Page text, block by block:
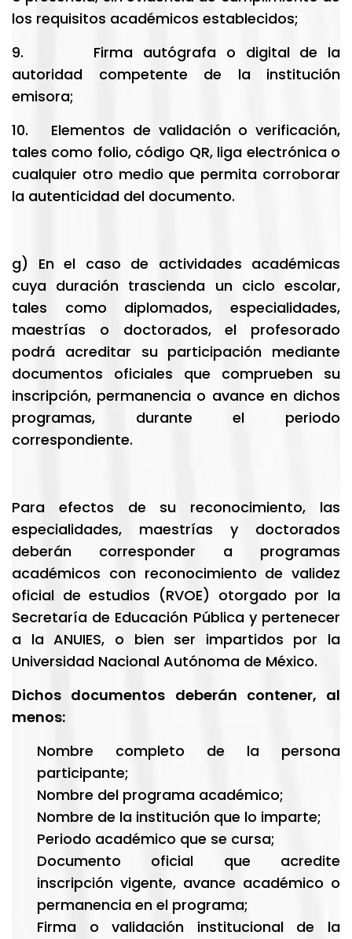
los requisitos académicos establecidos;
9. Firma autógrafa o digital de la
autoridad competente de la institución
emisora;
10. Elementos de validación o verificación,
tales como folio, código QR, liga electrónica o
cualquier otro medio que permita corroborar
la autenticidad del documento.
g) En el caso de actividades académicas
cuya duración trascienda un ciclo escolar,
tales como diplomados, especialidades,
maestrías o doctorados, el profesorado
podrá acreditar su participación mediante
documentos oficiales que comprueben su
inscripción, permanencia o avance en dichos
programas, durante el periodo
correspondiente.
Para efectos de su reconocimiento, las
especialidades, maestrías y doctorados
deberán corresponder a programas
académicos con reconocimiento de validez
oficial de estudios (RVOE) otorgado por la
Secretaría de Educación Pública y pertenecer
a la ANUIES, o bien ser impartidos por la
Universidad Nacional Autónoma de México.
Dichos documentos deberán contener, al
menos:
Nombre completo de la persona
participante;
Nombre del programa académico;
Nombre de la institución que lo imparte;
Periodo académico que se cursa;
Documento oficial que acredite
inscripción vigente, avance académico o
permanencia en el programa;
Firma o validación institucional de la